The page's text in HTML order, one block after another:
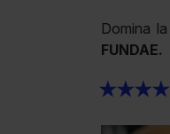
Domina la
FUNDAE.
★★★★